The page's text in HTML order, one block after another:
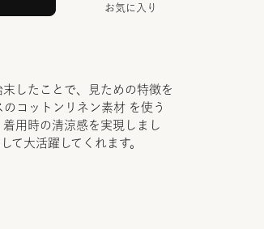
お気に入り
したことで、見ための特徴を
コットンリネン素材 を使う
用時の清涼感を実現しまし
て大活躍してくれます。